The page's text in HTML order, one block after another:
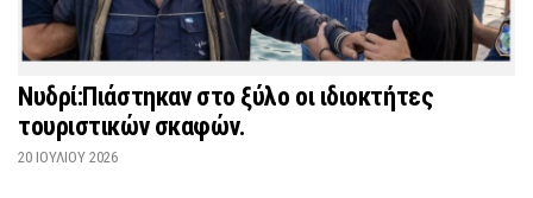
Νυδρί:Πιάστηκαν στο ξύλο οι ιδιοκτήτες
τουριστικών σκαφών.
20 ΙΟΥΛΊΟΥ 2026